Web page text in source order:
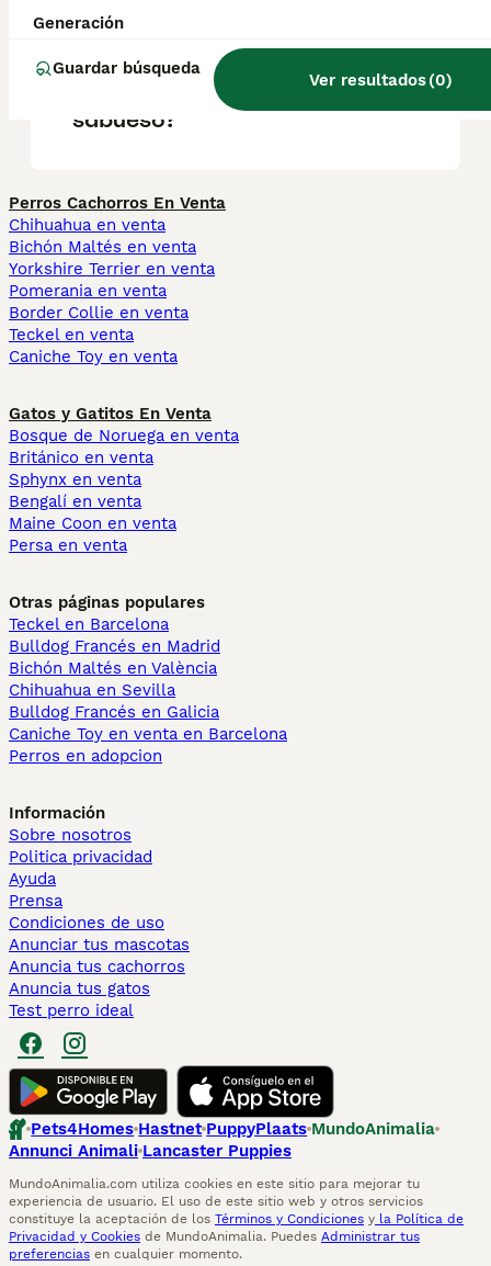
Generación
Guardar búsqueda
Ver resultados(0)
de Hamiltonstovare?
¿Cuál es la mejor raza de
sabueso?
Perros Cachorros En Venta
Chihuahua en venta
Bichón Maltés en venta
Yorkshire Terrier en venta
Pomerania en venta
Border Collie en venta
Teckel en venta
Caniche Toy en venta
Gatos y Gatitos En Venta
Bosque de Noruega en venta
Británico en venta
Sphynx en venta
Bengalí en venta
Maine Coon en venta
Persa en venta
Otras páginas populares
Teckel en Barcelona
Bulldog Francés en Madrid
Bichón Maltés en València
Chihuahua en Sevilla
Bulldog Francés en Galicia
Caniche Toy en venta en Barcelona
Perros en adopcion
Información
Sobre nosotros
Politica privacidad
Ayuda
Prensa
Condiciones de uso
Anunciar tus mascotas
Anuncia tus cachorros
Anuncia tus gatos
Test perro ideal
Pets4Homes Hastnet PuppyPlaats MundoAnimalia
Annunci Animali Lancaster Puppies
MundoAnimalia.com utiliza cookies en este sitio para mejorar tu
experiencia de usuario. El uso de este sitio web y otros servicios
constituye la aceptación de los Términos y Condiciones y la Política de
Privacidad y Cookies de MundoAnimalia. Puedes Administrar tus
preferencias en cualquier momento.